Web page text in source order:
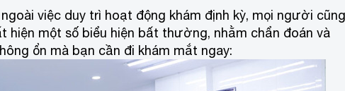
việc duy trì hoạt động khám định kỳ, mọi người cũng
hiện một số biểu hiện bất thường, nhằm chẩn đoán và
ổn mà bạn cần đi khám mắt ngay: